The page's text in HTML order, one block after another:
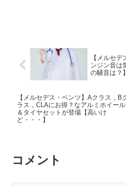
【メルセ
ンジン音は
の騒音は？】
【メルセデス・ベンツ】Aクラス，B
ラス，CLAにお得？なアルミホイール
＆タイヤセットが登場【高いけ
ど・・・】
コメント